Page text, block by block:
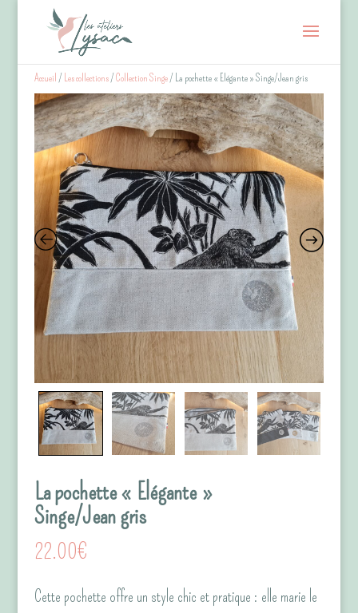
Accueil / Les collections/ Collection Singe/ La pochette « Elégante » Singe/Jean gris
La pochette « Elégante »
Singe/Jean gris
22.00€
Cette pochette offre un style chic et pratique : elle marie le